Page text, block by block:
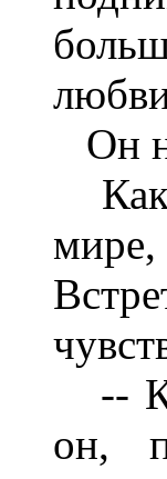
Он
Как
--
он,